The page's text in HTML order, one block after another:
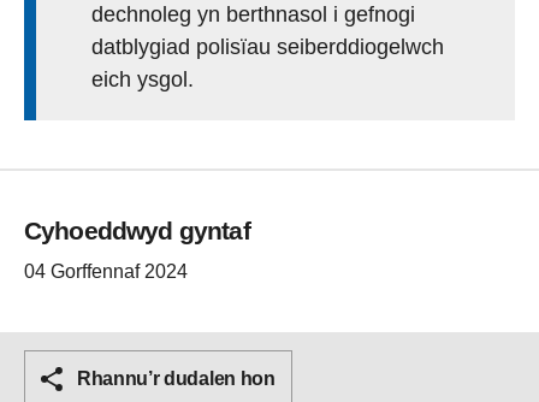
dechnoleg yn berthnasol i gefnogi
datblygiad polisïau seiberddiogelwch
eich ysgol.
Cyhoeddwyd gyntaf
04 Gorffennaf 2024
Rhannu’r dudalen hon